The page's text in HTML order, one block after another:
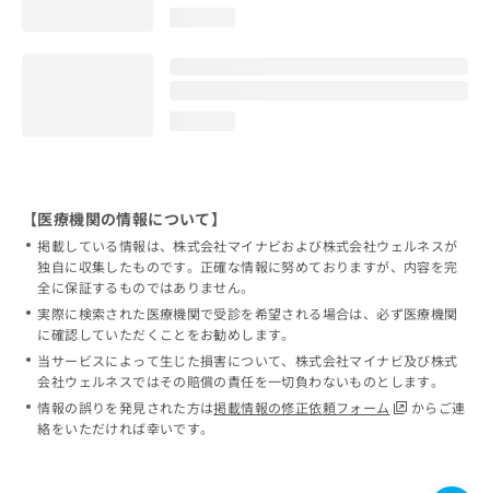
【医療機関の情報について】
掲載している情報は、株式会社マイナビおよび株式会社ウェルネスが
独自に収集したものです。正確な情報に努めておりますが、内容を完
全に保証するものではありません。
実際に検索された医療機関で受診を希望される場合は、必ず医療機関
に確認していただくことをお勧めします。
当サービスによって生じた損害について、株式会社マイナビ及び株式
会社ウェルネスではその賠償の責任を一切負わないものとします。
情報の誤りを発見された方は掲載情報の修正依頼フォーム
からご連
絡をいただければ幸いです。